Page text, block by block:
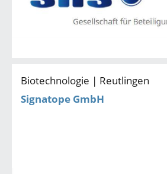
Biotechnologie | Reutlingen
Signatope GmbH